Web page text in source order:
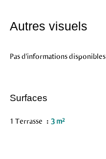
Autres visuels
Pas d'informations disponibles
Surfaces
1 Terrasse 3 m²